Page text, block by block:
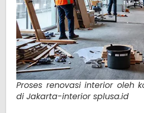
Proses renovasi interior oleh
di Jakarta-interior splusa.id